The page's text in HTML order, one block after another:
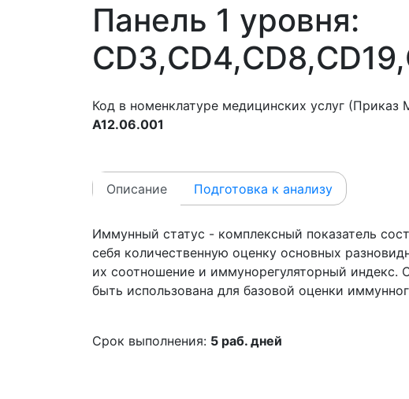
Панель 1 уровня:
Код в номенклатуре медицинских услуг (Приказ
A12.06.001
Описание Подготовка к анализу
Иммунный статус - комплексный показатель
себя количественную оценку основных
их соотношение и иммунорегуляторный
быть использована для базовой оценки
Срок выполнения: 5 раб. дней